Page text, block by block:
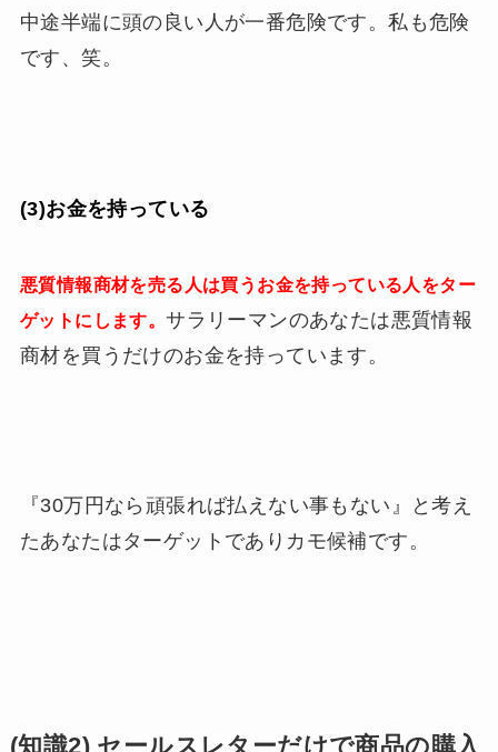
中途半端に頭の良い人が一番危険です。私も危険
です、笑。
(3)お金を持っている
悪質情報商材を売る人は買うお金を持っている人をター
ゲットにします。サラリーマンのあなたは悪質情報
商材を買うだけのお金を持っています。
『30万円なら頑張れば払えない事もない』と考え
たあなたはターゲットでありカモ候補です。
(知識2) セールスレターだけで商品の購入